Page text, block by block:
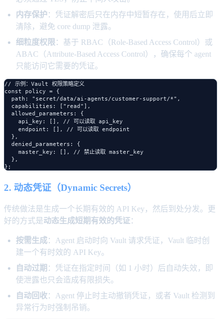
内存保护：凭证解密后只在内存中短暂存在，使用后立即
清除，避免 core dump 泄露。
细粒度权限：基于 RBAC（Role-Based Access Control）或
ABAC（Attribute-Based Access Control），确保每个 agent
只能访问它需要的凭证。
// 示例：Vault 权限策略定义
const policy = {
  path: "secret/data/ai-agents/customer-support/*",
  capabilities: ["read"],
  allowed_parameters: {
    api_key: [], // 可以读取 api_key
    endpoint: [], // 可以读取 endpoint
  },
  denied_parameters: {
    master_key: [], // 禁止读取 master_key
  },
2. 动态凭证（Dynamic Secrets）
传统做法是生成一个长期有效的 API Key，然后到处分发。更
好的方式是动态生成短期有效的凭证：
按需生成：Agent 启动时向 Vault 请求凭证，Vault 临时创
建一个有时效的 API Key。
自动过期 ：凭证在指定时间（如 1 小时）后自动失效，即
使泄露也只会造成有限损失。
自动回收：Agent 停止时主动撤销凭证，或者 Vault 检测到
异常行为时强制吊销。